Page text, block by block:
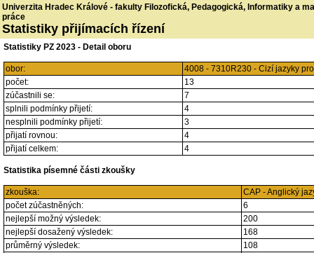
Univerzita Hradec Králové - fakulty Filozofická, Pedagogická, Informatiky a
práce
Statistiky přijímacích řízení
Statistiky PZ 2023 - Detail oboru
obor:
4008 - 7310R230 - Cizí jazyky
počet:
13
zúčastnili se:
7
splnili podmínky přijetí:
4
nesplnili podmínky přijetí:
3
přijatí rovnou:
4
přijatí celkem:
4
Statistika písemné části zkoušky
zkouška:
CAP - Anglický
počet zúčastněných:
6
nejlepší možný výsledek:
200
nejlepší dosažený výsledek:
168
průměrný výsledek:
108